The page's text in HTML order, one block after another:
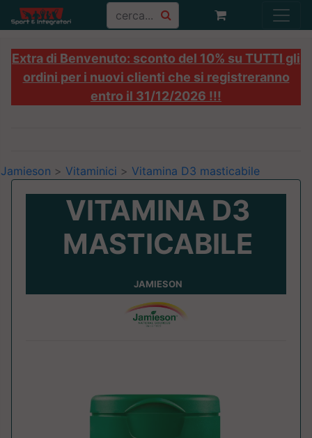
Extra di Benvenuto: sconto del 10% su TUTTI gli
ordini per i nuovi clienti che si registreranno
entro il 31/12/2026 !!!
Jamieson > Vitaminici > Vitamina D3 masticabile
VITAMINA D3
MASTICABILE
JAMIESON